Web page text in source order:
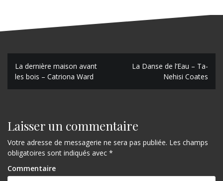
N
a
i
g
a
t
La dernière maison avant
les bois – Catriona Ward
La Danse de l’Eau – Ta-
Nehisi Coates
Laisser un commentaire
Votre adresse de messagerie ne sera pas publiée. Les champs
obligatoires sont indiqués avec *
Commentaire